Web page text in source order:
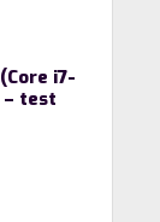
i7-
– test